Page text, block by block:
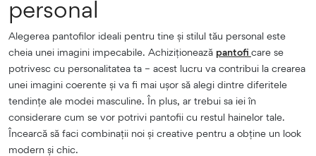
personal
Alegerea pantofilor ideali pentru tine și stilul tău personal este
cheia unei imagini impecabile. Achiziționează pantofi care se
potrivesc cu personalitatea ta – acest lucru va contribui la crearea
unei imagini coerente și va fi mai ușor să alegi dintre diferitele
tendințe ale modei masculine. În plus, ar trebui sa iei în
considerare cum se vor potrivi pantofii cu restul hainelor tale.
Încearcă să faci combinații noi și creative pentru a obține un look
modern și chic.